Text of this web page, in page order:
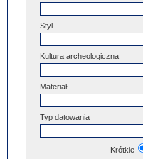
Styl
Kultura archeologiczna
Materiał
Typ datowania
Krótkie